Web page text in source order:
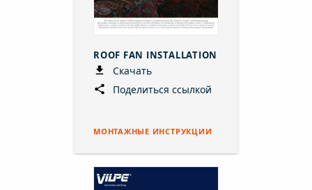
ROOF FAN INSTALLATION
Скачать
Поделиться ссылкой
МОНТАЖНЫЕ ИНСТРУКЦИИ